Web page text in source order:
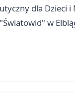
dla Dzieci
w